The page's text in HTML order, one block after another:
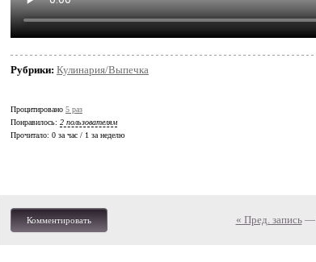
Рубрики: Кулинария/Выпечка
Процитировано 5 раз
Понравилось: 2 пользователям
Прочитало: 0 за час / 1 за неделю
Комментировать « Пред. запись—